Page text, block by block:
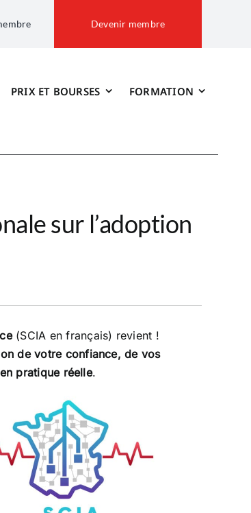
Devenir membre
PRIX ET BOURSES FORMATION
sur l’adoption
(SCIA en français) revient !
de votre confiance, de vos
pratique réelle.